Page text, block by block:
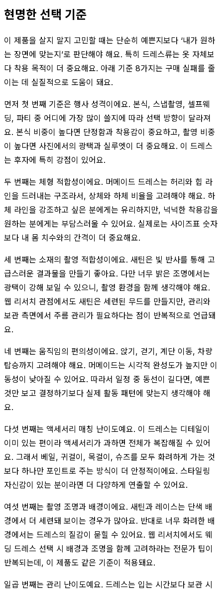
현명한 선택 기준
이 제품을 살지 말지 고민할 때는 단순히 예쁜지보다 ‘내가 원하
는 장면에 맞는지’로 판단해야 해요. 특히 드레스류는 옷 자체보
다 착용 목적이 더 중요해요. 아래 기준 8가지는 구매 실패를 줄
이는 데 실질적으로 도움이 돼요.
먼저 첫 번째 기준은 행사 성격이에요. 본식, 스냅촬영, 셀프웨
딩, 파티 중 어디에 가장 많이 쓸지에 따라 선택 방향이 달라져
요. 본식 비중이 높다면 단정함과 착용감이 중요하고, 촬영 비중
이 높다면 사진에서의 광택과 실루엣이 더 중요해요. 이 드레스
는 후자에 특히 강점이 있어요.
두 번째는 체형 적합성이에요. 머메이드 드레스는 허리와 힙 라
인을 드러내는 구조라서, 상체와 하체 비율을 고려해야 해요. 하
체 라인을 강조하고 싶은 분에게는 유리하지만, 넉넉한 착용감을
원하는 분에게는 부담스러울 수 있어요. 실제로는 사이즈표 숫자
보다 내 몸 치수와의 간격이 더 중요해요.
세 번째는 소재의 촬영 적합성이에요. 새틴은 빛 반사를 통해 고
급스러운 결과물을 만들기 좋아요. 다만 너무 밝은 조명에서는
광택이 강해 보일 수 있으니, 촬영 환경을 함께 생각해야 해요.
웹 리서치 관점에서도 새틴은 세련된 무드를 만들지만, 관리와
보관 측면에서 주름 관리가 필요하다는 점이 반복적으로 언급돼
요.
네 번째는 움직임의 편의성이에요. 앉기, 걷기, 계단 이동, 차량
탑승까지 고려해야 해요. 머메이드는 시각적 완성도가 높지만 이
동성이 낮아질 수 있어요. 따라서 일정 중 동선이 길다면, 예쁜
것만 보고 결정하기보다 실제 활동 패턴에 맞는지 생각해야 해
요.
다섯 번째는 액세서리 매칭 난이도예요. 이 드레스는 디테일이
이미 있는 편이라 액세서리가 과하면 전체가 복잡해질 수 있어
요. 그래서 베일, 귀걸이, 목걸이, 슈즈를 모두 화려하게 가는 것
보다 하나만 포인트로 주는 방식이 더 안정적이에요. 스타일링
자신감이 있는 분이라면 더 다양하게 연출할 수 있어요.
여섯 번째는 촬영 조명과 배경이에요. 새틴과 레이스는 단색 배
경에서 더 세련돼 보이는 경우가 많아요. 반대로 너무 화려한 배
경에서는 드레스의 질감이 묻힐 수 있어요. 웹 리서치에서도 웨
딩 드레스 선택 시 배경과 조명을 함께 고려하라는 전문가 팁이
반복되는데, 이 제품도 같은 기준이 적용돼요.
일곱 번째는 관리 난이도예요. 드레스는 입는 시간보다 보관 시